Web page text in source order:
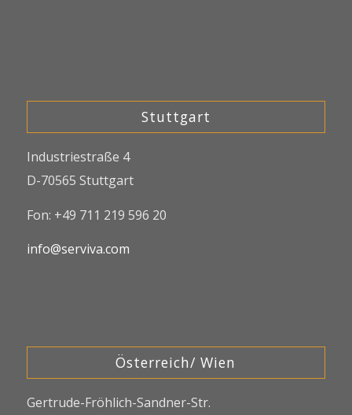
Stuttgart
Industriestraße 4
D-70565 Stuttgart
Fon: +49 711 219 596 20
info@serviva.com
Österreich/ Wien
Gertrude-Fröhlich-Sandner-Str.